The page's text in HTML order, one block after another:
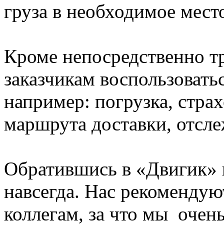
груза в необходимое
Кроме непосредственно
заказчикам
например: погрузка,
маршрута доставки,
Обратившись в «Двигик»
навсегда. Нас
коллегам, за что мы